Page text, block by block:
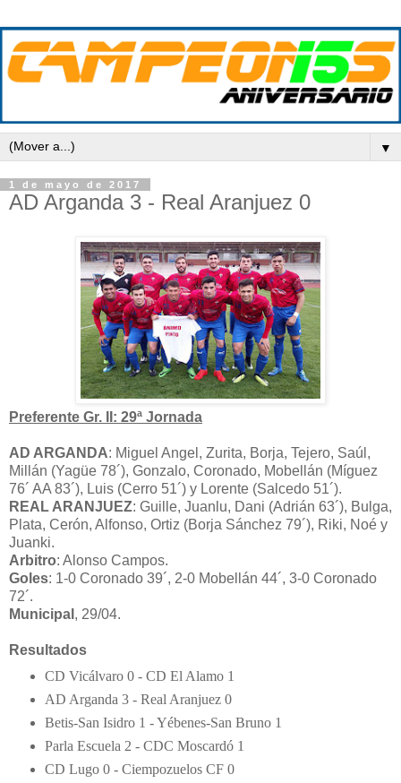
▼
1 de mayo de 2017
AD Arganda 3 - Real Aranjuez 0
Preferente Gr. II: 29ª Jornada
AD ARGANDA: Miguel Angel, Zurita, Borja, Tejero, Saúl,
Millán (Yagüe 78´), Gonzalo, Coronado, Mobellán (Míguez
76´ AA 83´), Luis (Cerro 51´) y Lorente (Salcedo 51´).
REAL ARANJUEZ: Guille, Juanlu, Dani (Adrián 63´), Bulga,
Plata, Cerón, Alfonso, Ortiz (Borja Sánchez 79´), Riki, Noé y
Juanki.
Arbitro: Alonso Campos.
Goles: 1-0 Coronado 39´, 2-0 Mobellán 44´, 3-0 Coronado
72´.
Municipal , 29/04.
Resultados
CD Vicálvaro 0 - CD El Alamo 1
AD Arganda 3 - Real Aranjuez 0
Betis-San Isidro 1 - Yébenes-San Bruno 1
Parla Escuela 2 - CDC Moscardó 1
CD Lugo 0 - Ciempozuelos CF 0